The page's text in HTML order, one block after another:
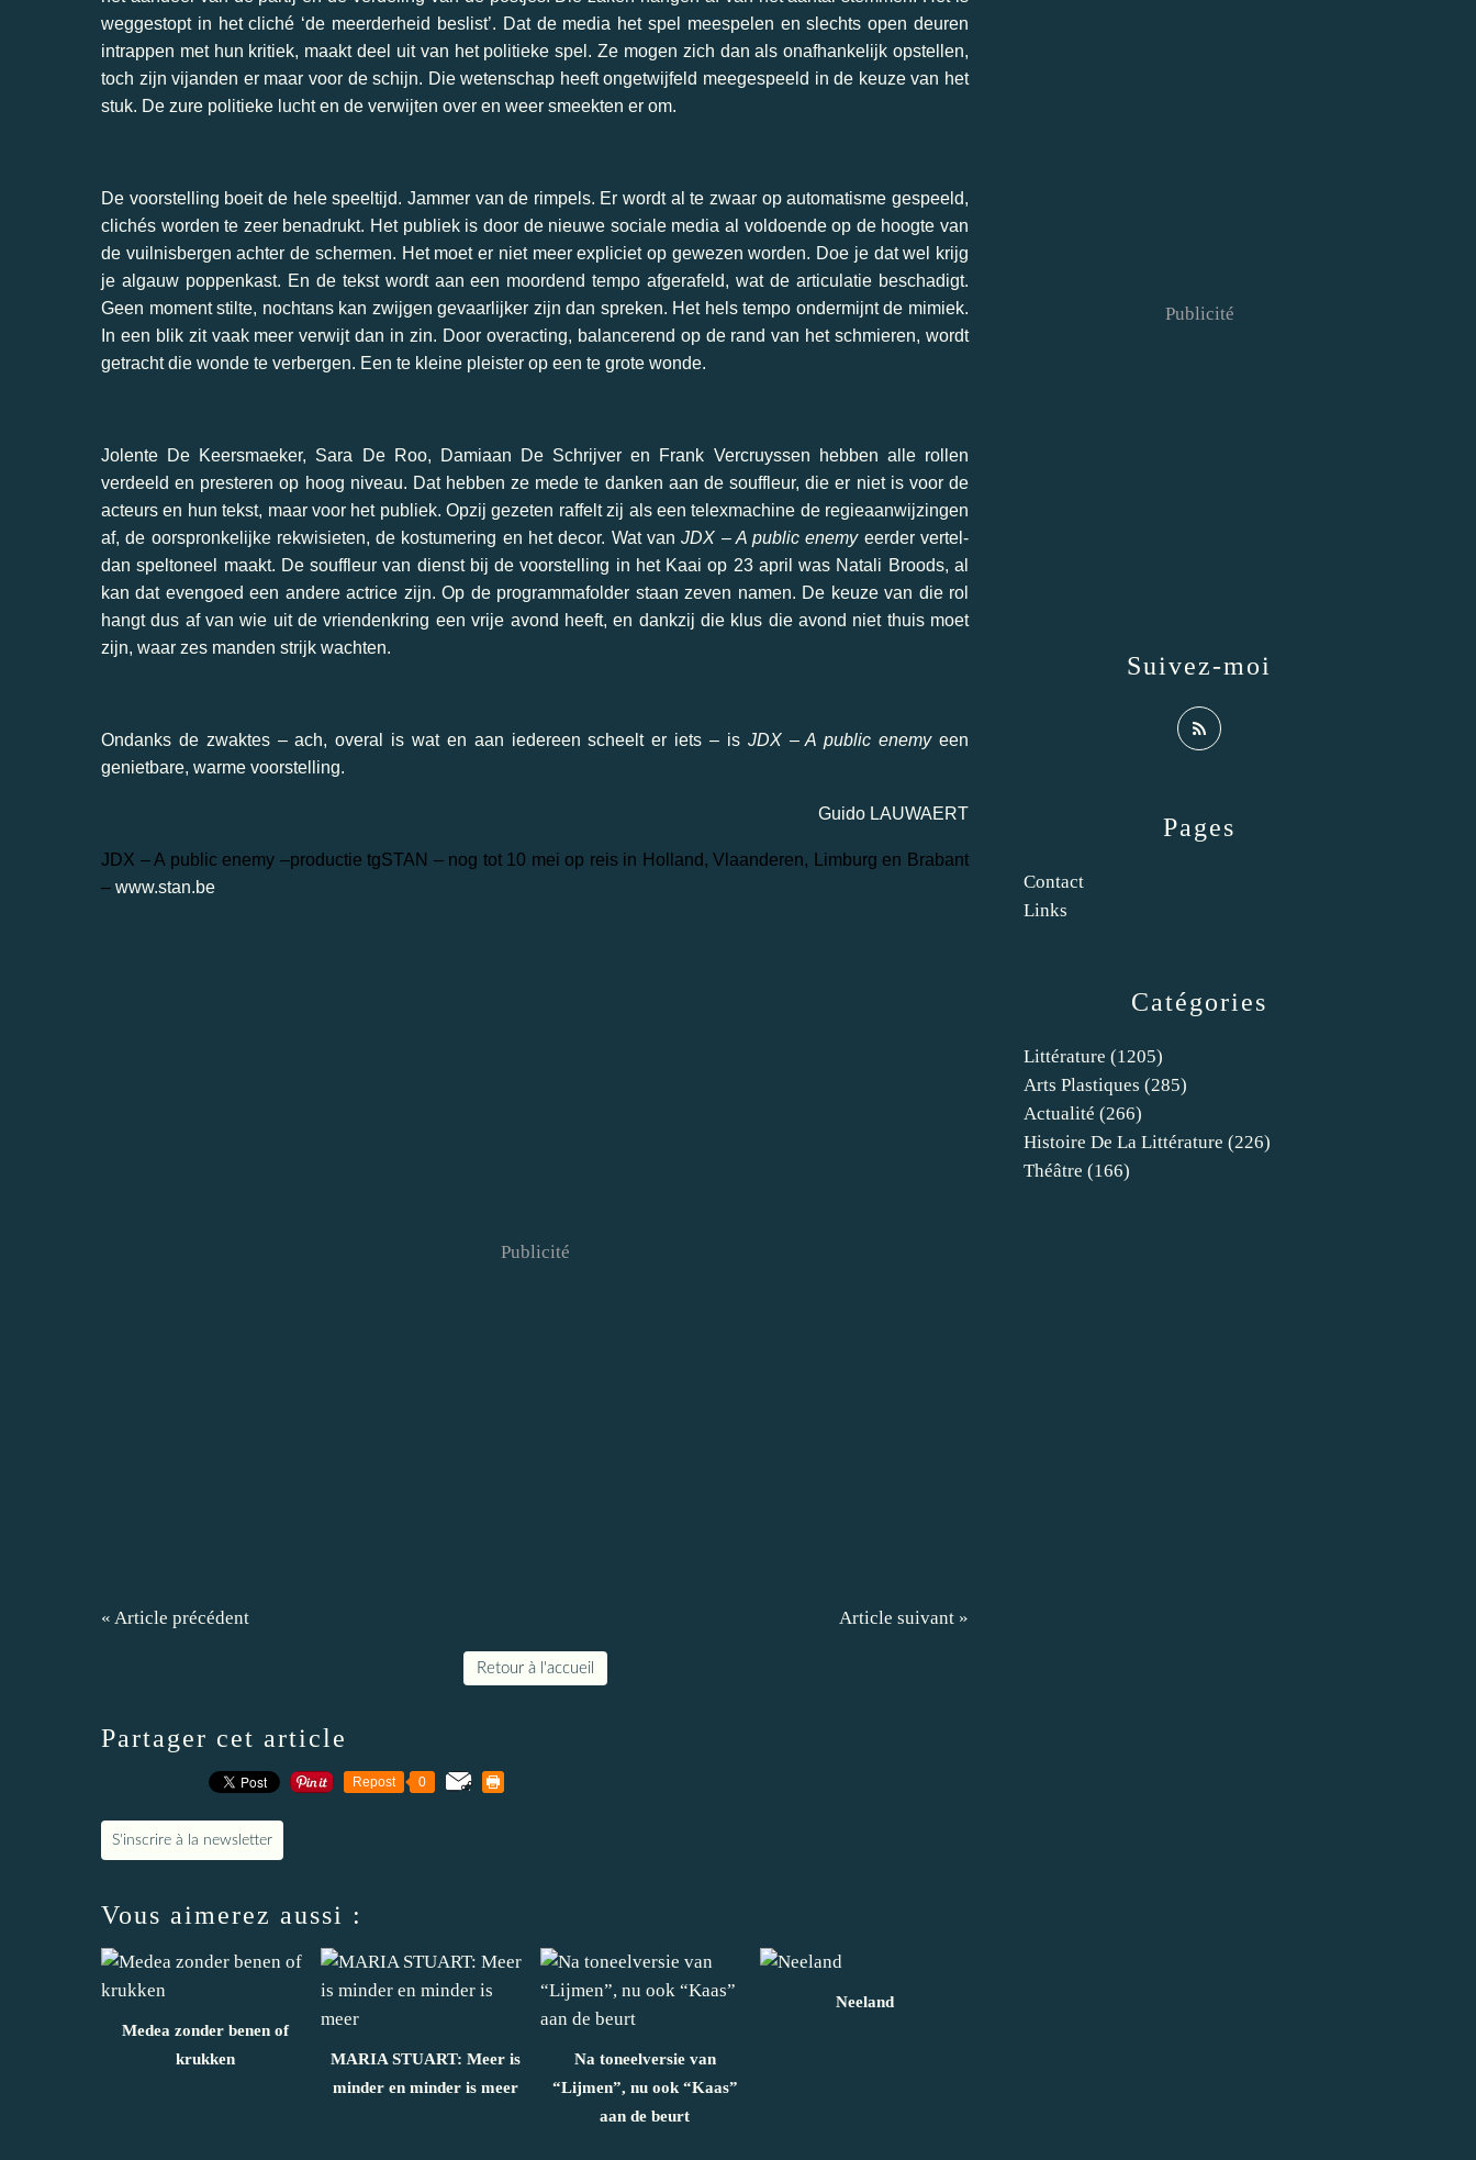
weggestopt in het cliché ‘de meerderheid beslist’. Dat de media het spel meespelen en slechts open deuren
intrappen met hun kritiek, maakt deel uit van het politieke spel. Ze mogen zich dan als onafhankelijk opstellen,
toch zijn vijanden er maar voor de schijn. Die wetenschap heeft ongetwijfeld meegespeeld in de keuze van het
stuk. De zure politieke lucht en de verwijten over en weer smeekten er om.
De voorstelling boeit de hele speeltijd. Jammer van de rimpels. Er wordt al te zwaar op automatisme gespeeld,
clichés worden te zeer benadrukt. Het publiek is door de nieuwe sociale media al voldoende op de hoogte van
de vuilnisbergen achter de schermen. Het moet er niet meer expliciet op gewezen worden. Doe je dat wel krijg
je algauw poppenkast. En de tekst wordt aan een moordend tempo afgerafeld, wat de articulatie beschadigt.
Geen moment stilte, nochtans kan zwijgen gevaarlijker zijn dan spreken. Het hels tempo ondermijnt de mimiek.
In een blik zit vaak meer verwijt dan in zin. Door overacting, balancerend op de rand van het schmieren, wordt
getracht die wonde te verbergen. Een te kleine pleister op een te grote wonde.
Jolente De Keersmaeker, Sara De Roo, Damiaan De Schrijver en Frank Vercruyssen hebben alle rollen
verdeeld en presteren op hoog niveau. Dat hebben ze mede te danken aan de souffleur, die er niet is voor de
acteurs en hun tekst, maar voor het publiek. Opzij gezeten raffelt zij als een telexmachine de regieaanwijzingen
af, de oorspronkelijke rekwisieten, de kostumering en het decor. Wat van JDX – A public enemy eerder vertel-
dan speltoneel maakt. De souffleur van dienst bij de voorstelling in het Kaai op 23 april was Natali Broods, al
kan dat evengoed een andere actrice zijn. Op de programmafolder staan zeven namen. De keuze van die rol
hangt dus af van wie uit de vriendenkring een vrije avond heeft, en dankzij die klus die avond niet thuis moet
zijn, waar zes manden strijk wachten.
Ondanks de zwaktes – ach, overal is wat en aan iedereen scheelt er iets – is JDX – A public enemy een
genietbare, warme voorstelling.
Guido LAUWAERT
JDX – A public enemy –productie tgSTAN – nog tot 10 mei op reis in Holland, Vlaanderen, Limburg en Brabant
– www.stan.be
Publicité
« Article précédent Article suivant »
Retour à l'accueil
Partager cet article
Repost 0
S'inscrire à la newsletter
Vous aimerez aussi :
Medea zonder benen of
krukken
MARIA STUART: Meer is
minder en minder is meer
Na toneelversie van
“Lijmen”, nu ook “Kaas”
aan de beurt
Neeland
Catégories
Littérature (1205)
Arts Plastiques (285)
Actualité (266)
Histoire De La Littérature (226)
Théâtre (166)
Pages
Contact
Links
Suivez-moi
Publicité